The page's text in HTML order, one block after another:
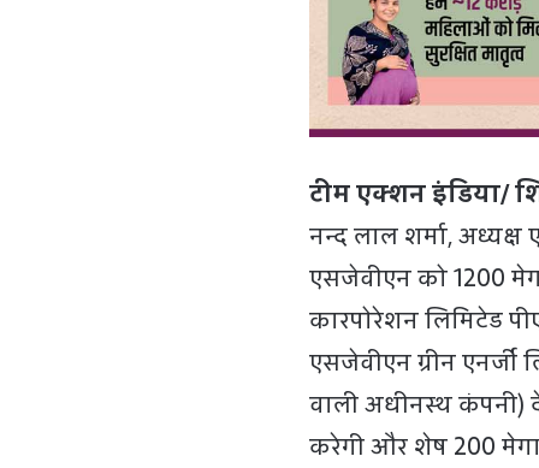
टीम एक्शन इंडिया/
नन्द लाल शर्मा,
एसजेवीएन को 1200
कारपोरेशन लिमिटेड
एसजेवीएन ग्रीन
वाली अधीनस्थ कंपनी)
करेगी और शेष 200